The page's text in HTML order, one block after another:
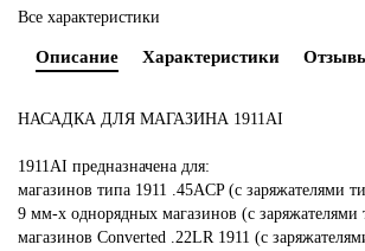
Все характеристики
Описание Характеристики
НАСАДКА ДЛЯ МАГАЗИНА 1911AI
1911AI предназначена для:
магазинов типа 1911 .45ACP (с заряжателями
9 мм-х однорядных магазинов (с
магазинов Converted .22LR 1911 (с